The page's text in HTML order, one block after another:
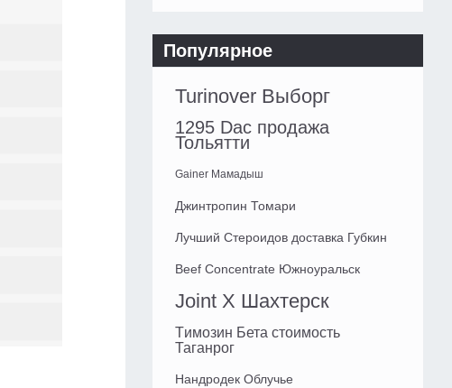
Популярное
Turinover Выборг
1295 Dac продажа
Тольятти
Gainer Мамадыш
Джинтропин Томари
Лучший Стероидов доставка Губкин
Beef Concentrate Южноуральск
Joint X Шахтерск
Tимозин Бета стоимость
Таганрог
Нандродек Облучье